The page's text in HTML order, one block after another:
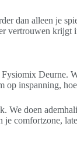
dan alleen je
vertrouwen krijgt
inspanning,
doen
comfortzone,